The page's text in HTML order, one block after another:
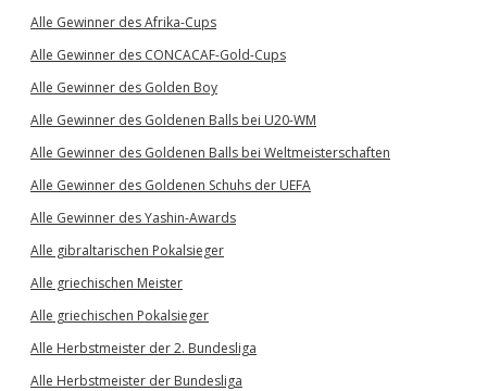
Alle Gewinner des Afrika-Cups
Alle Gewinner des CONCACAF-Gold-Cups
Alle Gewinner des Golden Boy
Alle Gewinner des Goldenen Balls bei U20-WM
Alle Gewinner des Goldenen Balls bei Weltmeisterschaften
Alle Gewinner des Goldenen Schuhs der UEFA
Alle Gewinner des Yashin-Awards
Alle gibraltarischen Pokalsieger
Alle griechischen Meister
Alle griechischen Pokalsieger
Alle Herbstmeister der 2. Bundesliga
Alle Herbstmeister der Bundesliga